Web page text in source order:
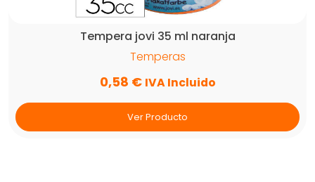
Tempera jovi 35 ml naranja
Temperas
0,58 € IVA Incluido
Ver Producto